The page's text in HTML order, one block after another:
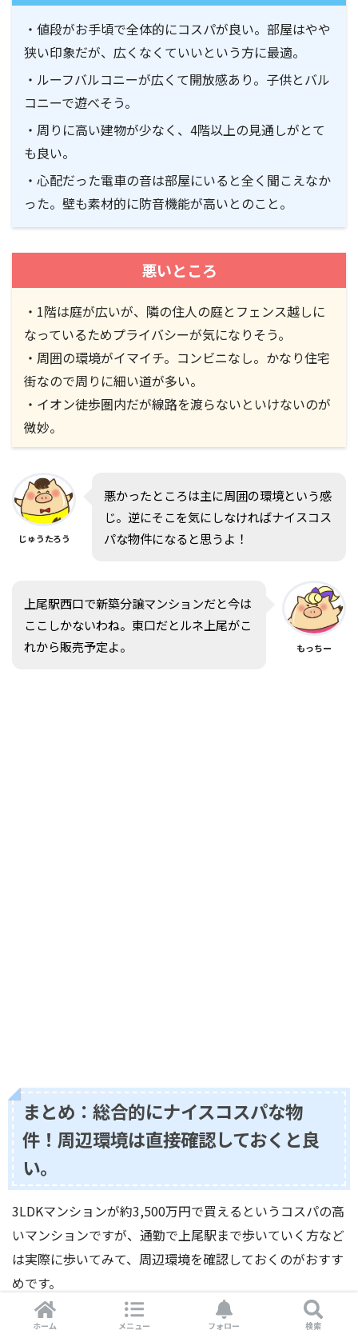
・値段がお手頃で全体的にコスパが良い。部屋はやや
狭い印象だが、広くなくていいという方に最適。
・ルーフバルコニーが広くて開放感あり。子供とバル
コニーで遊べそう。
・周りに高い建物が少なく、4階以上の見通しがとて
も良い。
・心配だった電車の音は部屋にいると全く聞こえなか
った。壁も素材的に防音機能が高いとのこと。
悪いところ
・1階は庭が広いが、隣の住人の庭とフェンス越しに
なっているためプライバシーが気になりそう。
・周囲の環境がイマイチ。コンビニなし。かなり住宅
街なので周りに細い道が多い。
・イオン徒歩圏内だが線路を渡らないといけないのが
微妙。
じゅうたろう
悪かったところは主に周囲の環境という感
じ。逆にそこを気にしなければナイスコス
パな物件になると思うよ！
上尾駅西口で新築分譲マンションだと今は
ここしかないわね。東口だとルネ上尾がこ
れから販売予定よ。
もっちー
まとめ：総合的にナイスコスパな物
件！周辺環境は直接確認しておくと良
い。
3LDKマンションが約3,500万円で買えるというコスパの高
いマンションですが、通勤で上尾駅まで歩いていく方など
は実際に歩いてみて、周辺環境を確認しておくのがおすす
めです。
ちなみに、上尾で販売中の新築マンションは選択肢がかな
ホーム メニュー フォロー 検索